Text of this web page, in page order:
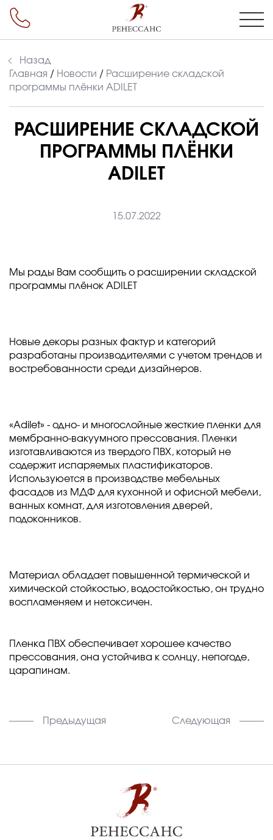
Назад
Главная / Новости / Расширение складской
программы плёнки ADILET
РАСШИРЕНИЕ СКЛАДСКОЙ
ПРОГРАММЫ ПЛЁНКИ
ADILET
15.07.2022
Мы рады Вам сообщить о расширении складской
программы плёнок ADILET
Новые декоры разных фактур и категорий
разработаны производителями с учетом трендов и
востребованности среди дизайнеров.
«Adilet» - одно- и многослойные жесткие пленки для
мембранно-вакуумного прессования. Пленки
изготавливаются из твердого ПВХ, который не
содержит испаряемых пластификаторов.
Используюется в производстве мебельных
фасадов из МДФ для кухонной и офисной мебели,
ванных комнат, для изготовления дверей,
подоконников.
Материал обладает повышенной термической и
химической стойкостью, водостойкостью, он трудно
воспламеняем и нетоксичен.
Пленка ПВХ обеспечивает хорошее качество
прессования, она устойчива к солнцу, непогоде,
царапинам.
Предыдущая Следующая